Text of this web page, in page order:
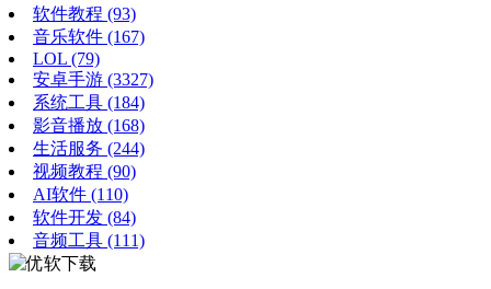
软件教程 (93)
音乐软件 (167)
LOL (79)
安卓手游 (3327)
系统工具 (184)
影音播放 (168)
生活服务 (244)
视频教程 (90)
AI软件 (110)
软件开发 (84)
音频工具 (111)